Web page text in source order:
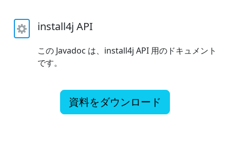
install4j API
この Javadoc は、install4j API 用のドキュメント
です。
資料をダウンロード